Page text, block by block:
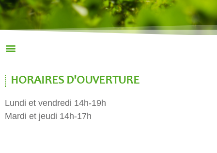
HORAIRES D'OUVERTURE
Lundi et vendredi 14h-19h
Mardi et jeudi 14h-17h